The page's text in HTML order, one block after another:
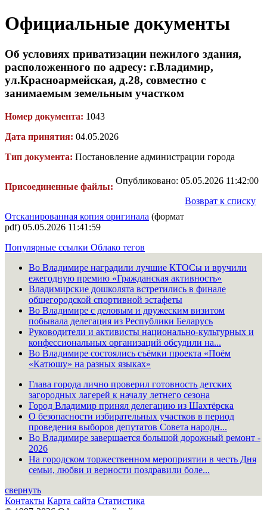
Официальные документы
Об условиях приватизации нежилого здания,
расположенного по адресу: г.Владимир,
ул.Красноармейская, д.28, совместно с
занимаемым земельным участком
Номер документа: 1043
Дата принятия: 04.05.2026
Тип документа: Постановление администрации города
Присоединенные файлы:
Отсканированная копия оригинала (формат
pdf) 05.05.2026 11:41:59
Опубликовано: 05.05.2026 11:42:00
Возврат к списку
Популярные ссылки Облако тегов
Во Владимире наградили лучшие КТОСы и вручили
ежегодную премию «Гражданская активность»
Владимирские дошколята встретились в финале
общегородской спортивной эстафеты
Во Владимире с деловым и дружеским визитом
побывала делегация из Республики Беларусь
Руководители и активисты национально-культурных и
конфессиональных организаций обсудили на...
Во Владимире состоялись съёмки проекта «Поём
«Катюшу» на разных языках»
Глава города лично проверил готовность детских
загородных лагерей к началу летнего сезона
Город Владимир принял делегацию из Шахтёрска
О безопасности избирательных участков в период
проведения выборов депутатов Совета народн...
Во Владимире завершается большой дорожный ремонт -
2026
На городском торжественном мероприятии в честь Дня
семьи, любви и верности поздравили боле...
свернуть
Контакты Карта сайта Статистика